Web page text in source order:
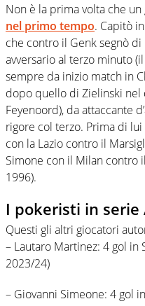
Non è la prima volta che un
nel primo tempo. Capitò
che contro il Genk segnò
avversario al terzo minuto
sempre da inizio match in
dopo quello di Zielinski
Feyenoord), da attaccante
rigore col terzo. Prima di lui
con la Lazio contro il
Simone con il Milan contro
1996).
I pokeristi in serie
Questi gli altri giocatori
– Lautaro Martinez: 4 gol in
2023/24)
– Giovanni Simeone: 4 gol